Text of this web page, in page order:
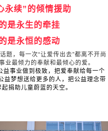
永续”的倾情援助
是永生的牵挂
是永恒的感动
题，每一次“让爱传出去”都离不开尚
业最倾力的奉献和最倾心的爱。
事业做到极致，把爱奉献给每一个
益梦想送给更多的人，把公益理念带
捐助儿童蔚蓝的天空。